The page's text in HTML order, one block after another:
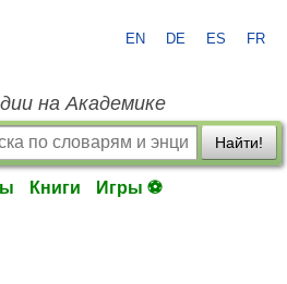
EN DE ES FR
на Академике
Найти!
Книги Игры ⚽